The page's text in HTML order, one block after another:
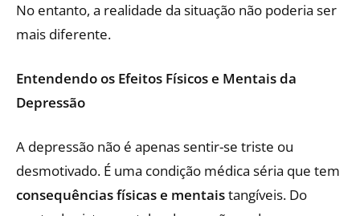
No entanto, a realidade da situação não poderia ser
mais diferente.
Entendendo os Efeitos Físicos e Mentais da
Depressão
A depressão não é apenas sentir-se triste ou
desmotivado. É uma condição médica séria que tem
consequências físicas e mentaistangíveis. Do